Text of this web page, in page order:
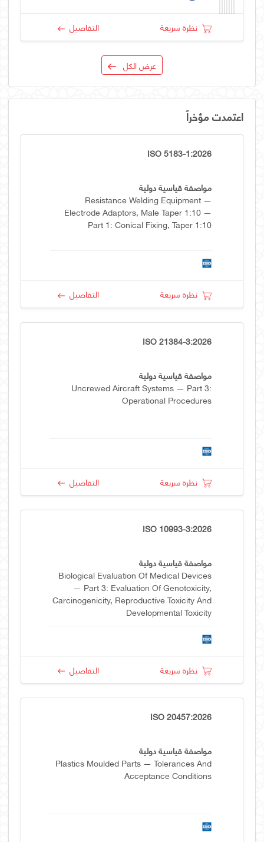
نظرة سريعة التفاصيل
عرض الكل
اعتمدت مؤخراً
ISO 5183-1:2026
مواصفة قياسية دولية
Resistance Welding Equipment —
Electrode Adaptors, Male Taper 1:10 —
Part 1: Conical Fixing, Taper 1:10
نظرة سريعة التفاصيل
ISO 21384-3:2026
مواصفة قياسية دولية
Uncrewed Aircraft Systems — Part 3:
Operational Procedures
نظرة سريعة التفاصيل
ISO 10993-3:2026
مواصفة قياسية دولية
Biological Evaluation Of Medical Devices
— Part 3: Evaluation Of Genotoxicity,
Carcinogenicity, Reproductive Toxicity And
Developmental Toxicity
نظرة سريعة التفاصيل
ISO 20457:2026
مواصفة قياسية دولية
Plastics Moulded Parts — Tolerances And
Acceptance Conditions